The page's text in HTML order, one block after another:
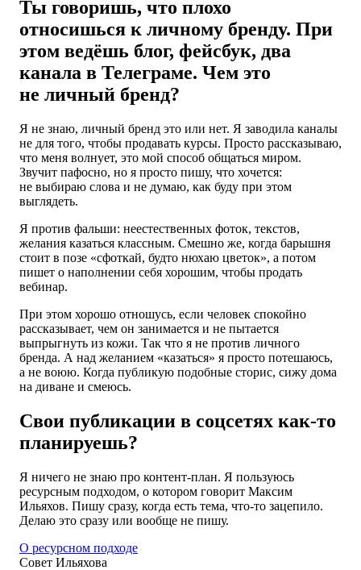
Ты говоришь, что плохо
относишься к личному бренду. При
этом ведёшь блог, фейсбук, два
канала в Телеграме. Чем это
не личный бренд?
Я не знаю, личный бренд это или нет. Я заводила каналы
не для того, чтобы продавать курсы. Просто рассказываю,
что меня волнует, это мой способ общаться миром.
Звучит пафосно, но я просто пишу, что хочется:
не выбираю слова и не думаю, как буду при этом
выглядеть.
Я против фальши: неестественных фоток, текстов,
желания казаться классным. Смешно же, когда барышня
стоит в позе «сфоткай, будто нюхаю цветок», а потом
пишет о наполнении себя хорошим, чтобы продать
вебинар.
При этом хорошо отношусь, если человек спокойно
рассказывает, чем он занимается и не пытается
выпрыгнуть из кожи. Так что я не против личного
бренда. А над желанием «казаться» я просто потешаюсь,
а не воюю. Когда публикую подобные сторис, сижу дома
на диване и смеюсь.
Свои публикации в соцсетях как-то
планируешь?
Я ничего не знаю про контент-план. Я пользуюсь
ресурсным подходом, о котором говорит Максим
Ильяхов. Пишу сразу, когда есть тема, что-то зацепило.
Делаю это сразу или вообще не пишу.
О ресурсном подходе
Совет Ильяхова